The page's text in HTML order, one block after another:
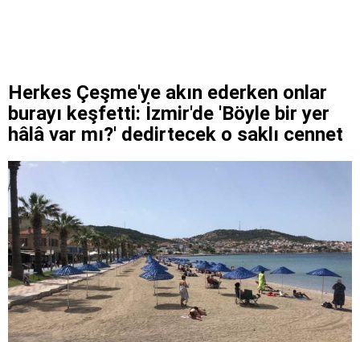
Herkes Çeşme'ye akın ederken onlar
burayı keşfetti: İzmir'de 'Böyle bir yer
hâlâ var mı?' dedirtecek o saklı cennet